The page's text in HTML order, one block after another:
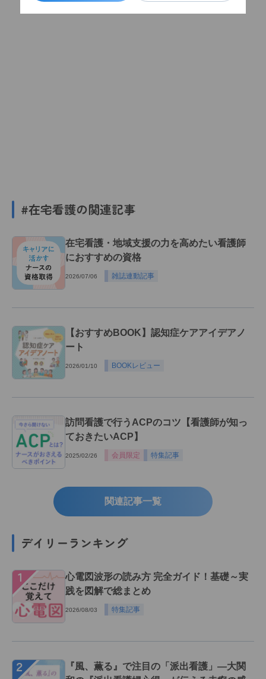
#在宅看護の関連記事
在宅看護・地域支援の力を高めたい看護師
におすすめの資格
2026/07/06 雑誌連動記事
【おすすめBOOK】認知症ケアアイデアノ
ート
2026/01/10 BOOKレビュー
訪問看護で行うACPのコツ【看護師が知っ
ておきたいACP】
2025/02/26 会員限定 特集記事
関連記事一覧
デイリーランキング
１
心電図波形の読み方 完全ガイド！基礎～実
践を図解で総まとめ
2026/08/03 特集記事
２
『風、薫る』で注目の「派出看護」―大関